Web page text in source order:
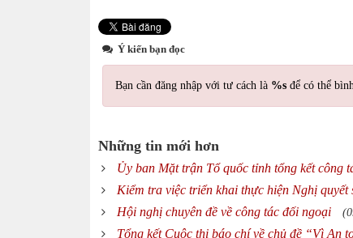
Ý kiến bạn đọc
Bạn cần đăng nhập với tư cách là %s để có thể
Những tin mới hơn
Ủy ban Mặt trận Tổ quốc tỉnh tổng kết công
Kiểm tra việc triển khai thực hiện Nghị
Hội nghị chuyên đề về công tác đối ngoại
Tổng kết Cuộc thi báo chí về chủ đề “Vì An